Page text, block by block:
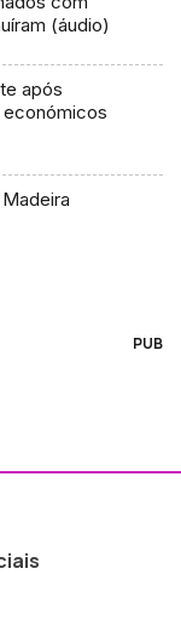
(áudio)
após
PUB
ao